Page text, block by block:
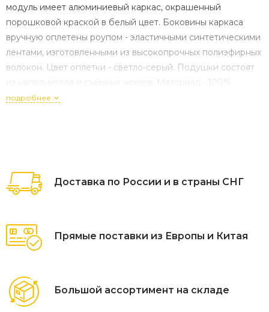
модуль имеет алюминиевый каркас, окрашенный
порошковой краской в белый цвет. Боковины каркаса
вручную оплетены роупом - эластичными синтетическими
лентами, изготовленными из высокопрочных полиэфирных
волокон. Цвет оплетки - светло-серый. Подушки состоят
из наполнителя и съёмных чехлов. Материал - 100%
полиэстер, плотностью 300гр/м2. Размер модуля:
подробнее
Доставка по России и в страны СНГ
Прямые поставки из Европы и Китая
Большой ассортимент на складе